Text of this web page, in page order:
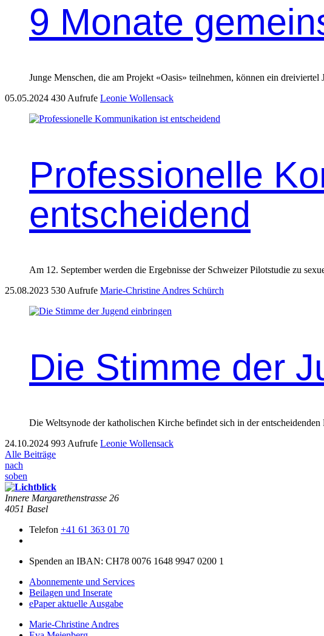
9 Monate
Junge Menschen, die am Projekt «Oasis» teilnehmen, können ein
05.05.2024 430 Aufrufe Leonie Wollensack
Professionelle
entscheidend
Am 12. Sep­tem­ber wer­den die Ergeb­nisse der Schweiz­er Pilot­studie zu
25.08.2023 530 Aufrufe Marie-Christine Andres Schürch
Die Stimme der
Die Weltsynode der katholischen Kirche befindet sich in der
24.10.2024 993 Aufrufe Leonie Wollensack
Alle Beiträge
nach
soben
Innere Mar­garethen­strasse 26
4051 Basel
Telefon +41 61 363 01 70
Spenden an IBAN: CH78 0076 1648 9947 0200 1
Abonnemente und Services
Beilagen und Inserate
ePaper aktuelle Ausgabe
Marie-Christine Andres